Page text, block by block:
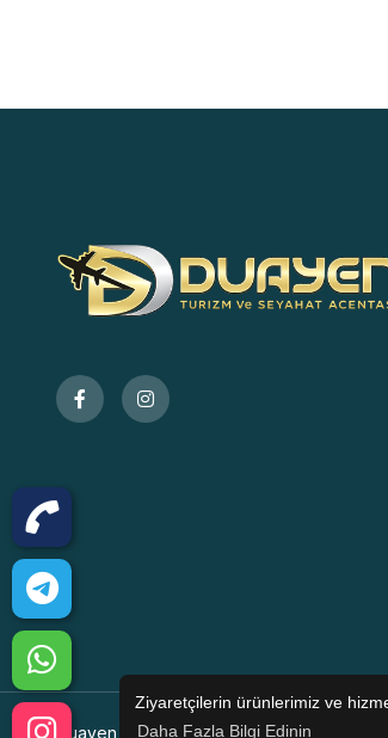
Ziyaretçilerin ürünlerimiz ve
Daha Fazla Bilgi Edinin
Duayen Turizm